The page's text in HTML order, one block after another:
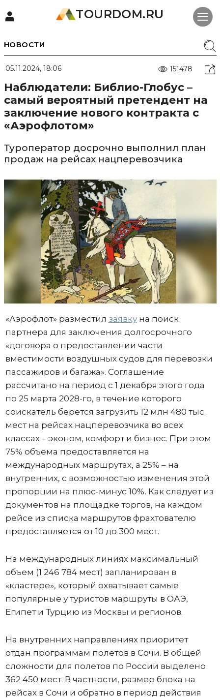
TOURDOM.RU
НОВОСТИ
05.11.2024, 18:06 151478
Наблюдатели: Библио-Глобус –
самый вероятный претендент на
заключение нового контракта с
«Аэрофлотом»
Туроператор досрочно выполнил план
продаж на рейсах нацперевозчика
«Аэрофлот» разместил заявкуна поиск
партнера для заключения долгосрочного
«договора о предоставлении части
вместимости воздушных судов для перевозки
пассажиров и багажа». Соглашение
рассчитано на период с 1 декабря этого года
по 25 марта 2028-го, в течение которого
соискатель берется загрузить 12 млн 480 тыс.
мест на рейсах нацперевозчика во всех
классах – эконом, комфорт и бизнес. При этом
75% объема предоставляется на
международных маршрутах, а 25% – на
внутренних, с возможностью изменения этой
пропорции на плюс-минус 10%. Как следует из
документов на площадке торгов, на каждом
рейсе из списка маршрутов фрахтователю
предоставляется от 10 до 300 мест.
На международных линиях максимальный
объем (1 246 784 мест) запланирован в
«кластере», который охватывает самые
популярные у туристов маршруты в ОАЭ,
Египет и Турцию из Москвы и регионов.
На внутренних направлениях приоритет
отдан программам полетов в Сочи. В общей
сложности для полетов по России выделено
362 450 мест. В частности, размер блока на
рейсах в Сочи и обратно в период действия